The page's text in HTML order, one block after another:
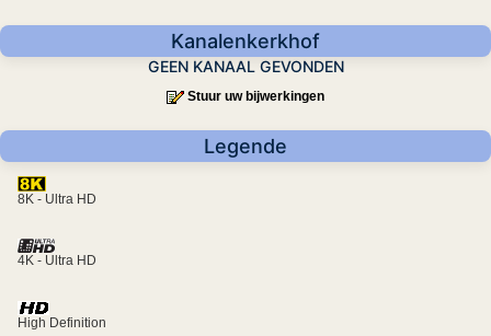
Kanalenkerkhof
GEEN KANAAL GEVONDEN
Stuur uw bijwerkingen
Legende
8K - Ultra HD
4K - Ultra HD
High Definition